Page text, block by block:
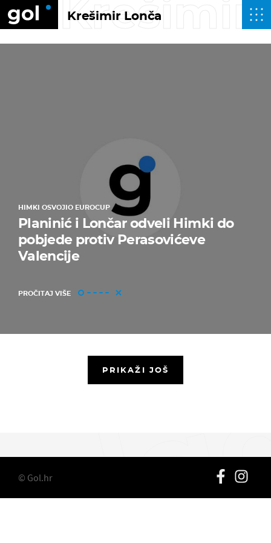
Krešimir Lonča
Krešimir
HIMKI OSVOJIO EUROCUP
Planinić i Lončar odveli Himki do
pobjede protiv Perasovićeve
Valencije
PROČITAJ VIŠE
PRIKAŽI JOŠ
© Gol.hr